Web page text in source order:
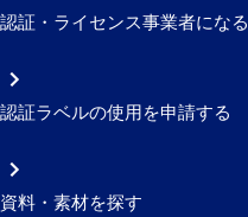
認証・ライセンス事業者になる
認証ラベルの使用を申請する
資料・素材を探す